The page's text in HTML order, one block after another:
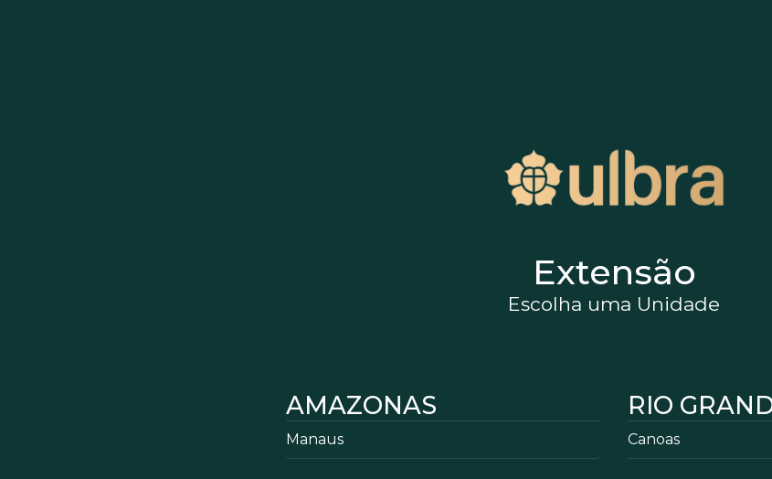
Extensão
Escolha uma Unidade
AMAZONAS
Manaus
RIO
Canoas